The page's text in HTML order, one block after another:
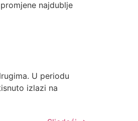
najdublje
U periodu
izlazi na